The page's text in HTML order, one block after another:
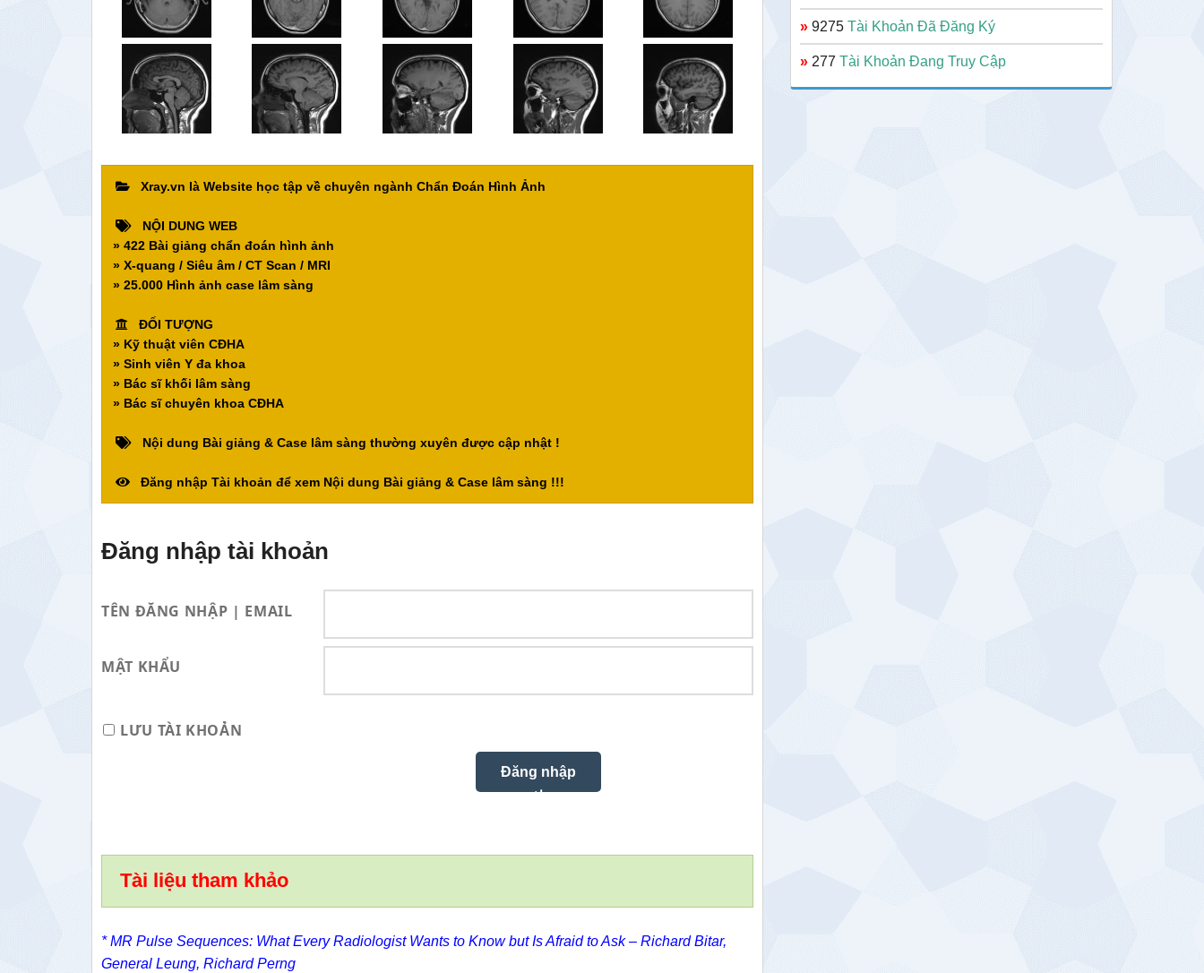
Xray.vn là Website học tập về chuyên ngành Chẩn Đoán Hình Ảnh
NỘI DUNG WEB
» 422 Bài giảng chẩn đoán hình ảnh
» X-quang / Siêu âm / CT Scan / MRI
» 25.000 Hình ảnh case lâm sàng
ĐỐI TƯỢNG
» Kỹ thuật viên CĐHA
» Sinh viên Y đa khoa
» Bác sĩ khối lâm sàng
» Bác sĩ chuyên khoa CĐHA
Nội dung Bài giảng & Case lâm sàng thường xuyên được cập nhật !
Đăng nhập Tài khoản để xem Nội dung Bài giảng & Case lâm sàng !!!
Đăng nhập tài khoản
TÊN ĐĂNG NHẬP | EMAIL
MẬT KHẨU
LƯU TÀI KHOẢN
Tài liệu tham khảo
* MR Pulse Sequences: What Every Radiologist Wants to Know but Is Afraid to Ask – Richard Bitar,
General Leung, Richard Perng
» 9275 Tài Khoản Đã Đăng Ký
» 277 Tài Khoản Đang Truy Cập